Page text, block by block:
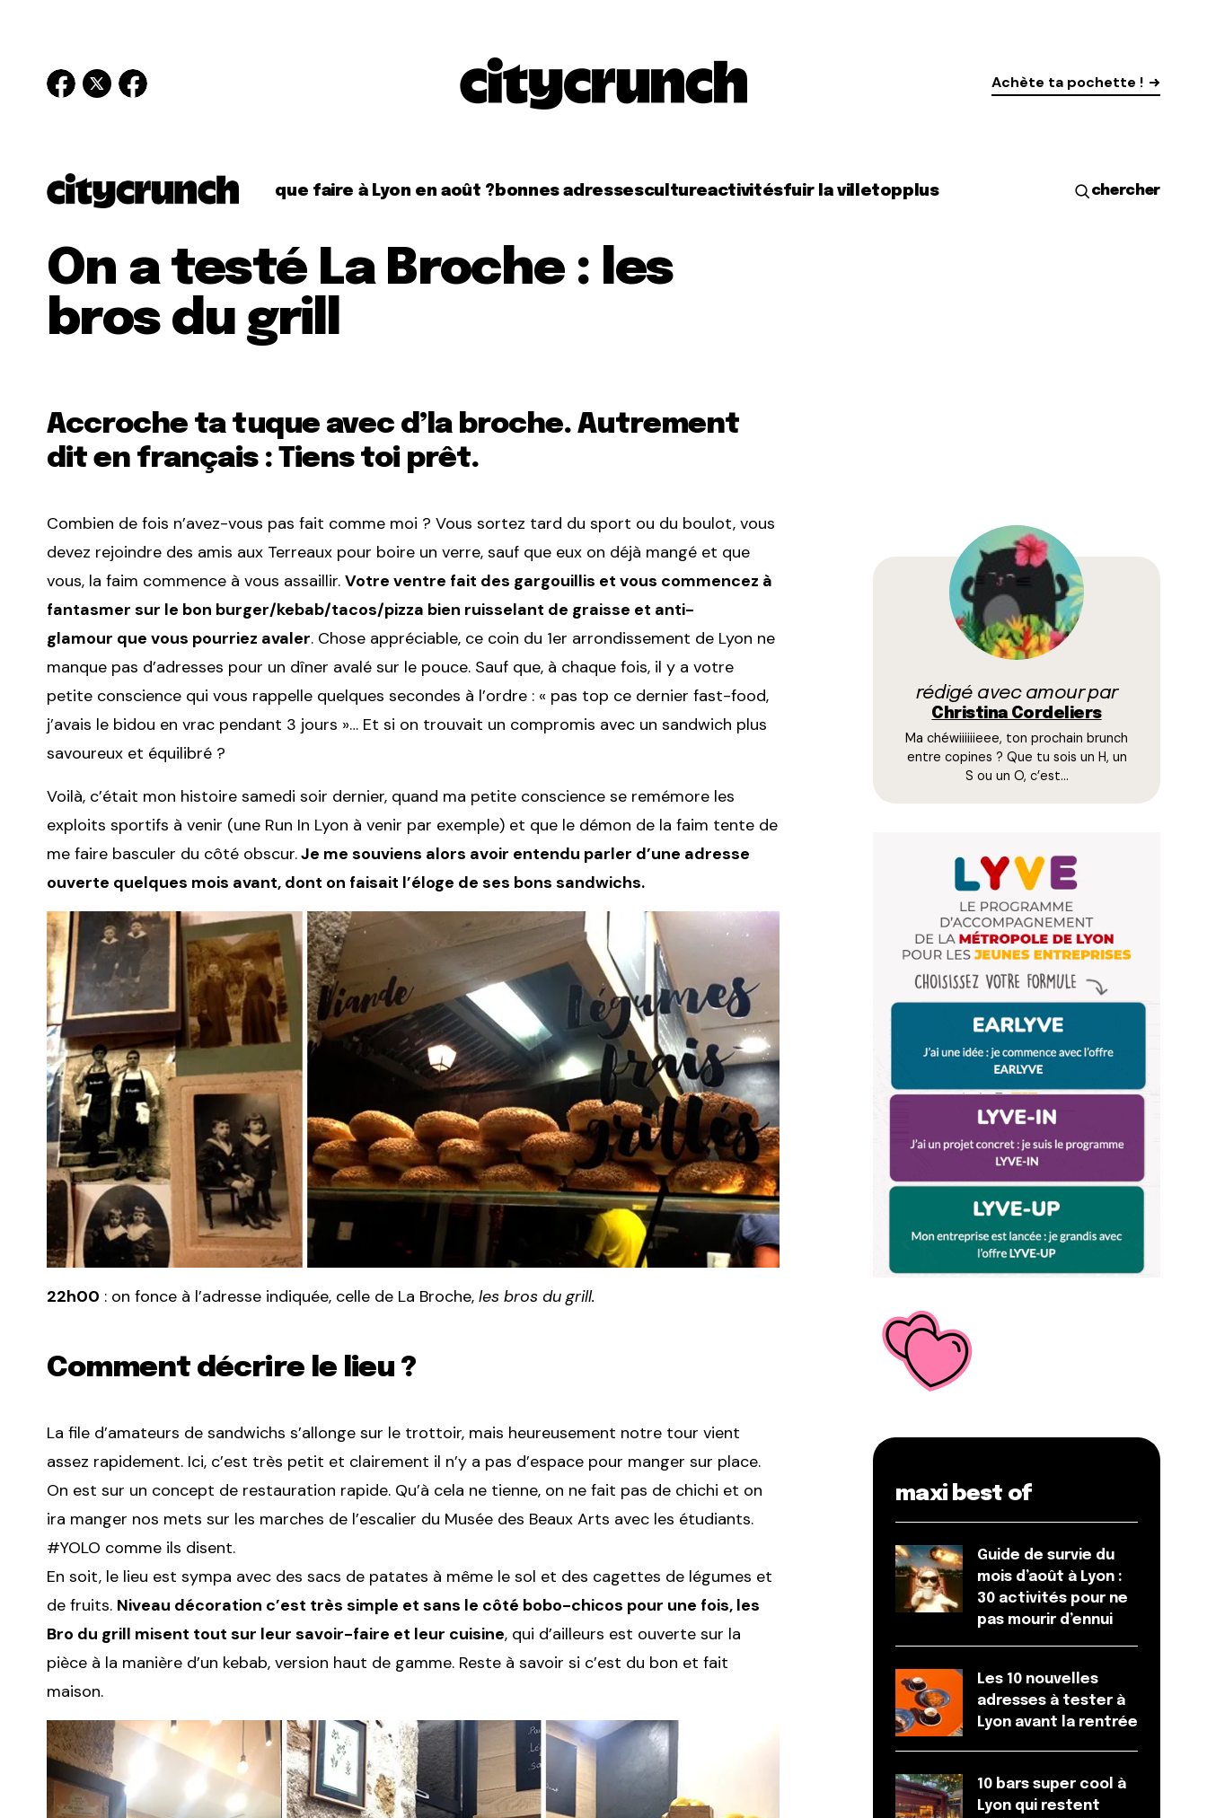
Achète ta pochette !
que faire à Lyon en août ? bonnes adressescultureactivitésfuir la villetopplus chercher
On a testé La Broche : les
bros du grill
Accroche ta tuque avec d’la broche. Autrement
dit en français : Tiens toi prêt.
Combien de fois n’avez-vous pas fait comme moi ? Vous sortez tard du sport ou du boulot, vous
devez rejoindre des amis aux Terreaux pour boire un verre, sauf que eux on déjà mangé et que
vous, la faim commence à vous assaillir. Votre ventre fait des gargouillis et vous commencez à
fantasmer sur le bon burger/kebab/tacos/pizza bien ruisselant de graisse et anti-
glamour que vous pourriez avaler. Chose appréciable, ce coin du 1er arrondissement de Lyon ne
manque pas d’adresses pour un dîner avalé sur le pouce. Sauf que, à chaque fois, il y a votre
petite conscience qui vous rappelle quelques secondes à l’ordre : « pas top ce dernier fast-food,
j’avais le bidou en vrac pendant 3 jours »… Et si on trouvait un compromis avec un sandwich plus
savoureux et équilibré ?
Voilà, c’était mon histoire samedi soir dernier, quand ma petite conscience se remémore les
exploits sportifs à venir (une Run In Lyon à venir par exemple) et que le démon de la faim tente de
me faire basculer du côté obscur.Je me souviens alors avoir entendu parler d’une adresse
ouverte quelques mois avant, dont on faisait l’éloge de ses bons sandwichs.
22h00 : on fonce à l’adresse indiquée, celle de La Broche, les bros du grill.
Comment décrire le lieu ?
La file d’amateurs de sandwichs s’allonge sur le trottoir, mais heureusement notre tour vient
assez rapidement. Ici, c’est très petit et clairement il n’y a pas d’espace pour manger sur place.
On est sur un concept de restauration rapide. Qu’à cela ne tienne, on ne fait pas de chichi et on
ira manger nos mets sur les marches de l’escalier du Musée des Beaux Arts avec les étudiants.
#YOLO comme ils disent.
En soit, le lieu est sympa avec des sacs de patates à même le sol et des cagettes de légumes et
de fruits. Niveau décoration c’est très simple et sans le côté bobo-chicos pour une fois, les
Bro du grill misent tout sur leur savoir-faire et leur cuisine, qui d’ailleurs est ouverte sur la
pièce à la manière d’un kebab, version haut de gamme. Reste à savoir si c’est du bon et fait
maison.
rédigé avec amour par
Christina Cordeliers
Ma chéwiiiiiieee, ton prochain brunch
entre copines ? Que tu sois un H, un
S ou un O, c’est…
maxi best of
Guide de survie du
mois d’août à Lyon :
30 activités pour ne
pas mourir d’ennui
Les 10 nouvelles
adresses à tester à
Lyon avant la rentrée
10 bars super cool à
Lyon qui restent